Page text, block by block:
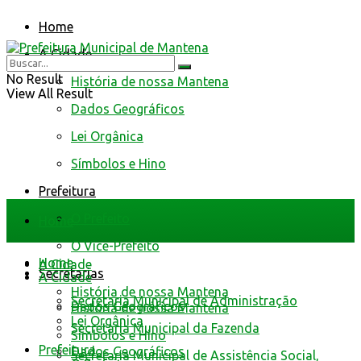
Home
A Cidade
História de nossa Mantena
Dados Geográficos
Lei Orgânica
Símbolos e Hino
Prefeitura
O Vice-Prefeito
Secretarias
Secretaria Municipal de Administração
Secretaria Municipal da Fazenda
Secretaria Municipal de Assistência Social,
No Result
View All Result
Home
A Cidade
História de nossa Mantena
Dados Geográficos
Home
A Cidade
História de nossa Mantena
Dados Geográficos
Lei Orgânica
Símbolos e Hino
Prefeitura